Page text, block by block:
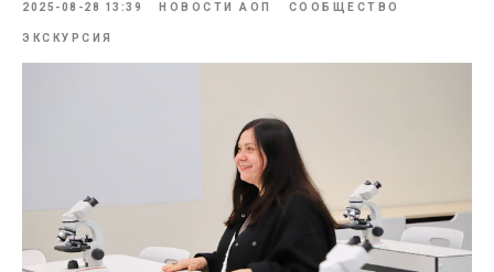
2025-08-28 13:39 НОВОСТИ АОП СООБЩЕСТВО
ЭКСКУРСИЯ